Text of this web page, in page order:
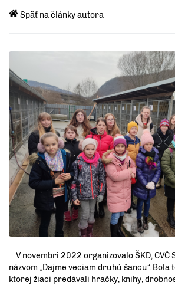
Späť na články autora
V novembri 2022 organizovalo ŠKD, CVČ
názvom „Dajme veciam druhú šancu“. Bola
ktorej žiaci predávali hračky, knihy,